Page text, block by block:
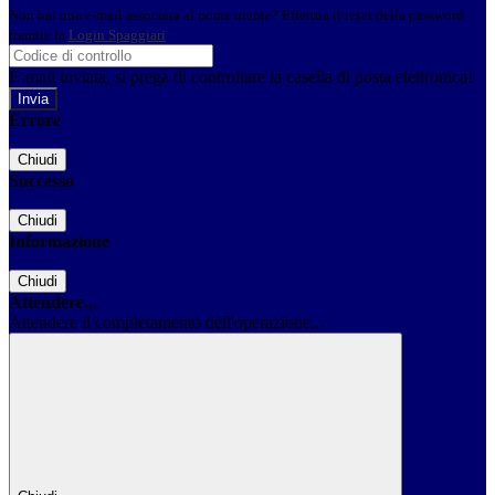
Non hai una e-mail associata al nome utente? Effettua il reset della password
tramite la Login Spaggiari
E-mail inviata, si prega di controllare la casella di posta elettronica!
Errore
Chiudi
Successo
Chiudi
Informazione
Chiudi
Attendere...
Attendere il completamento dell'operazione...